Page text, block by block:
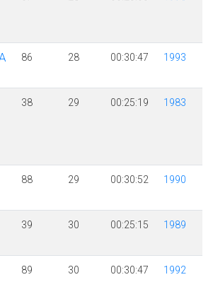
86 28 00:30:47 1993
38 29 00:25:19 1983
88 29 00:30:52 1990
39 30 00:25:15 1989
89 30 00:30:47 1992